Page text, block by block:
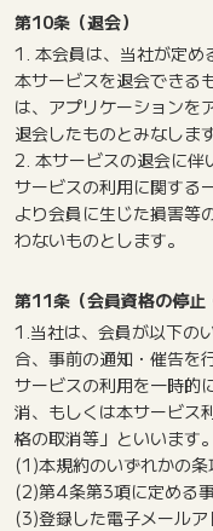
第10条（退会）
1. 本会員は、当社が定め
本サービスを退会できる
は、アプリケーションを
退会したものとみなしま
2. 本サービスの退会に伴
サービスの利用に関する
より会員に生じた損害等
わないものとします。
第11条（会員資格の停止
1.当社は、会員が以下の
合、事前の通知・催告を
サービスの利用を一時的
消、もしくは本サービス
格の取消等」といいます
(1)本規約のいずれかの条
(2)第4条第3項に定める
(3)登録した電子メール